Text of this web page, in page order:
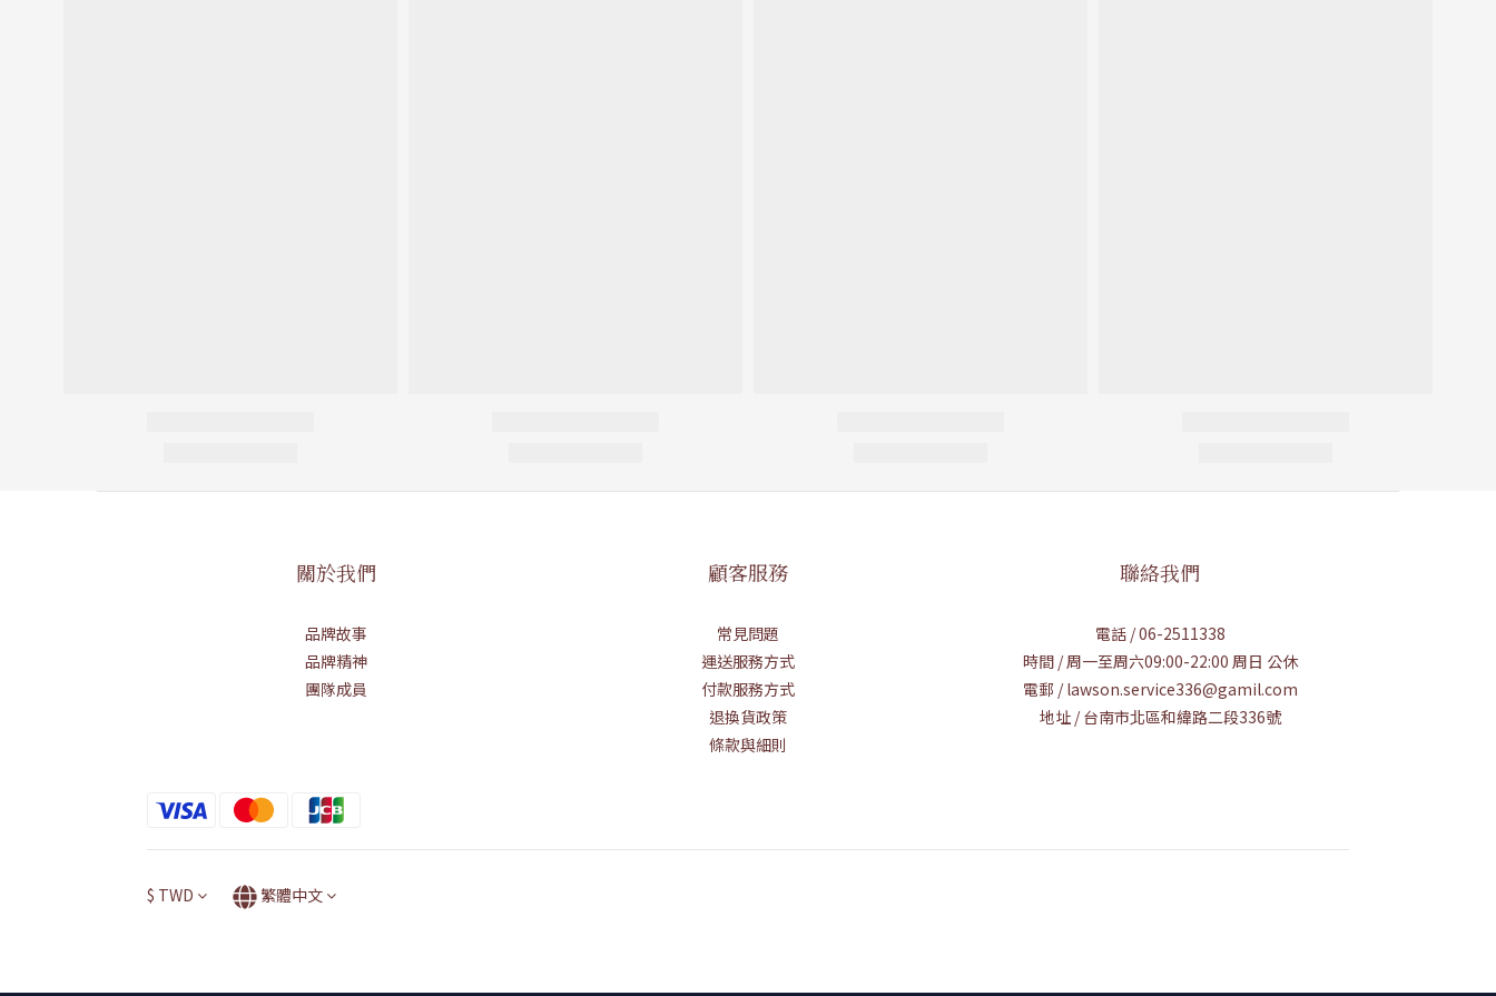
關於我們
品牌故事
品牌精神
團隊成員
顧客服務
常見問題
運送服務方式
付款服務方式
退換貨政策
條款與細則
聯絡我們
電話 / 06-2511338
時間 / 周一至周六09:00-22:00 周日 公休
電郵 / lawson.service336@gamil.com
地址 / 台南市北區和緯路二段336號
$ TWD 繁體中文